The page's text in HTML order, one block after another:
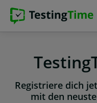
Zur
Hauptnavigation
Zur
Hauptnavigation
Zum
Hauptinhalt
Zum
Footer
Registriere dich
mit den